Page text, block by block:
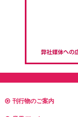
刊行物のご案内